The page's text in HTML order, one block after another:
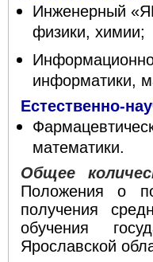
Инженерный
физики, химии;
информатики,
Естественно-
математики.
Общее
Положения о
получения
обучения
Ярославской